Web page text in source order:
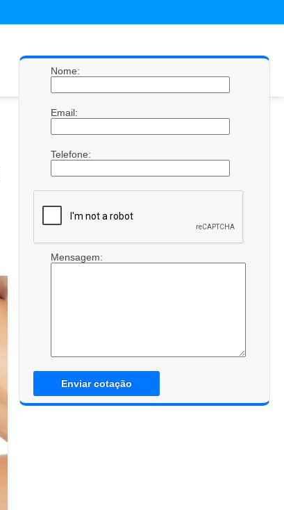
Nome:
Email:
Telefone:
Mensagem:
Enviar cotação